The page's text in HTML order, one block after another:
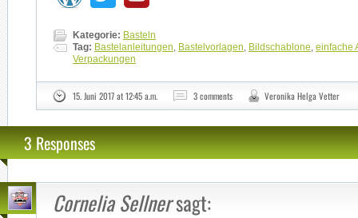
Kategorie: Basteln
Tag: Bastelanleitungen, Bastelvorlagen, Bildschablone, einfache
Verpackungen
15. Juni 2017 at 12:45 a.m. 3 comments Veronika Helga Vetter
3 Responses
Cornelia Sellnersagt: